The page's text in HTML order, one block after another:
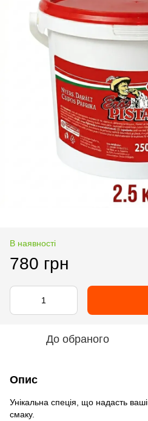
В наявності
780 грн
До обраного
Опис
Унікальна спеція, що надасть
смаку.